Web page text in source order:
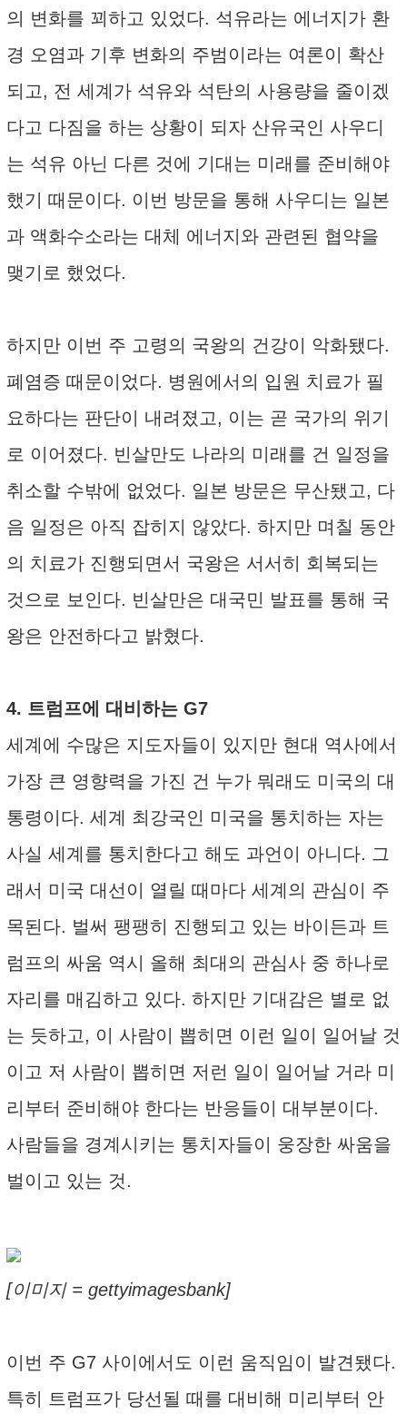
의 변화를 꾀하고 있었다. 석유라는 에너지가 환
경 오염과 기후 변화의 주범이라는 여론이 확산
되고, 전 세계가 석유와 석탄의 사용량을 줄이겠
다고 다짐을 하는 상황이 되자 산유국인 사우디
는 석유 아닌 다른 것에 기대는 미래를 준비해야
했기 때문이다. 이번 방문을 통해 사우디는 일본
과 액화수소라는 대체 에너지와 관련된 협약을
맺기로 했었다.
하지만 이번 주 고령의 국왕의 건강이 악화됐다.
폐염증 때문이었다. 병원에서의 입원 치료가 필
요하다는 판단이 내려졌고, 이는 곧 국가의 위기
로 이어졌다. 빈살만도 나라의 미래를 건 일정을
취소할 수밖에 없었다. 일본 방문은 무산됐고, 다
음 일정은 아직 잡히지 않았다. 하지만 며칠 동안
의 치료가 진행되면서 국왕은 서서히 회복되는
것으로 보인다. 빈살만은 대국민 발표를 통해 국
왕은 안전하다고 밝혔다.
4. 트럼프에 대비하는 G7
세계에 수많은 지도자들이 있지만 현대 역사에서
가장 큰 영향력을 가진 건 누가 뭐래도 미국의 대
통령이다. 세계 최강국인 미국을 통치하는 자는
사실 세계를 통치한다고 해도 과언이 아니다. 그
래서 미국 대선이 열릴 때마다 세계의 관심이 주
목된다. 벌써 팽팽히 진행되고 있는 바이든과 트
럼프의 싸움 역시 올해 최대의 관심사 중 하나로
자리를 매김하고 있다. 하지만 기대감은 별로 없
는 듯하고, 이 사람이 뽑히면 이런 일이 일어날 것
이고 저 사람이 뽑히면 저런 일이 일어날 거라 미
리부터 준비해야 한다는 반응들이 대부분이다.
사람들을 경계시키는 통치자들이 웅장한 싸움을
벌이고 있는 것.
[이미지 = gettyimagesbank]
이번 주 G7 사이에서도 이런 움직임이 발견됐다.
특히 트럼프가 당선될 때를 대비해 미리부터 안